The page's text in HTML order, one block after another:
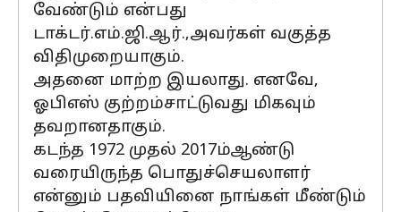
வேண்டும் என்பது
டாக்டர்.எம்.ஜி.ஆர்.,அவர்கள் வகுத்த
விதிமுறையாகும்.
அதனை மாற்ற இயலாது. எனவே,
ஓபிஎஸ் குற்றம்சாட்டுவது மிகவும்
தவறானதாகும்.
கடந்த 1972 முதல் 2017ம்ஆண்டு
வரையிருந்த பொதுச்செயலாளர்
என்னும் பதவியினை நாங்கள் மீண்டும்